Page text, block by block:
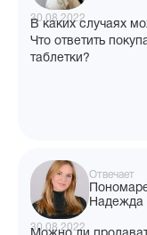
30.08.2022
В каких случаях
Что ответить
таблетки?
Отвечает
Надежда
30.08.2022